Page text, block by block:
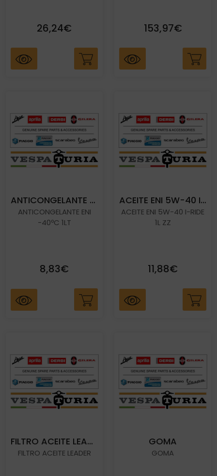
26,24€ 153,97€
ANTICONGELANTE ENI -40ºC 1LT
ANTICONGELANTE ENI
-40ºC 1LT
8,83€
ACEITE ENI 5W-40 I-RIDE 1L ZZ
ACEITE ENI 5W-40 I-RIDE
1L ZZ
11,88€
FILTRO ACEITE LEADERROMO
FILTRO ACEITE LEADER
GOMA
GOMA